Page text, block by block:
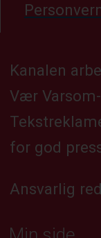
Kanalen
Vær
for god
Ansvarlig